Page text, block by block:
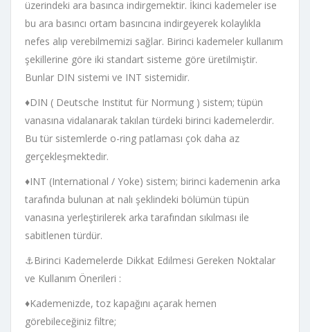
üzerindeki ara basınca indirgemektir. İkinci kademeler ise
bu ara basıncı ortam basıncına indirgeyerek kolaylıkla
nefes alıp verebilmemizi sağlar. Birinci kademeler kullanım
şekillerine göre iki standart sisteme göre üretilmiştir.
Bunlar DIN sistemi ve INT sistemidir.
♦DIN ( Deutsche Institut für Normung ) sistem; tüpün
vanasına vidalanarak takılan türdeki birinci kademelerdir.
Bu tür sistemlerde o-ring patlaması çok daha az
gerçekleşmektedir.
♦INT (International / Yoke) sistem; birinci kademenin arka
tarafında bulunan at nalı şeklindeki bölümün tüpün
vanasına yerleştirilerek arka tarafından sıkılması ile
sabitlenen türdür.
⚓Birinci Kademelerde Dikkat Edilmesi Gereken Noktalar
ve Kullanım Önerileri :
♦Kademenizde, toz kapağını açarak hemen
görebileceğiniz filtre;